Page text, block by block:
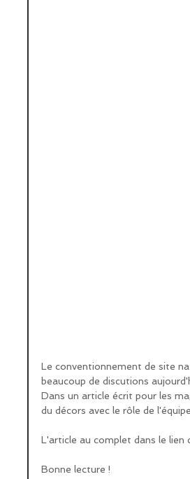
Le conventionnement de site
beaucoup de discutions
Dans un article écrit pour les
du décors avec le rôle de
L'article au complet dans le lien
Bonne lecture !